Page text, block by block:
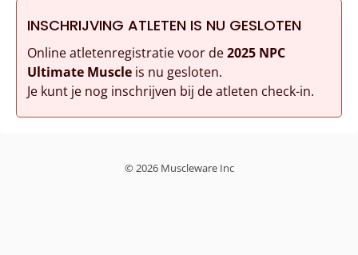
INSCHRIJVING ATLETEN IS NU GESLOTEN
Online atletenregistratie voor de2025 NPC
Ultimate Muscleis nu gesloten.
Je kunt je nog inschrijven bij de atleten check-in.
© 2026 Muscleware Inc